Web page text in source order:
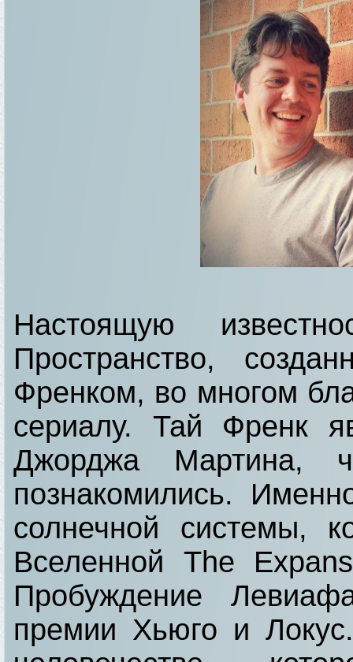
Настоящую
Пространство,
Френком, во многом
сериалу. Тай Френк
Джорджа Мартина,
познакомились.
солнечной системы,
Вселенной The
Пробуждение
премии Хьюго и